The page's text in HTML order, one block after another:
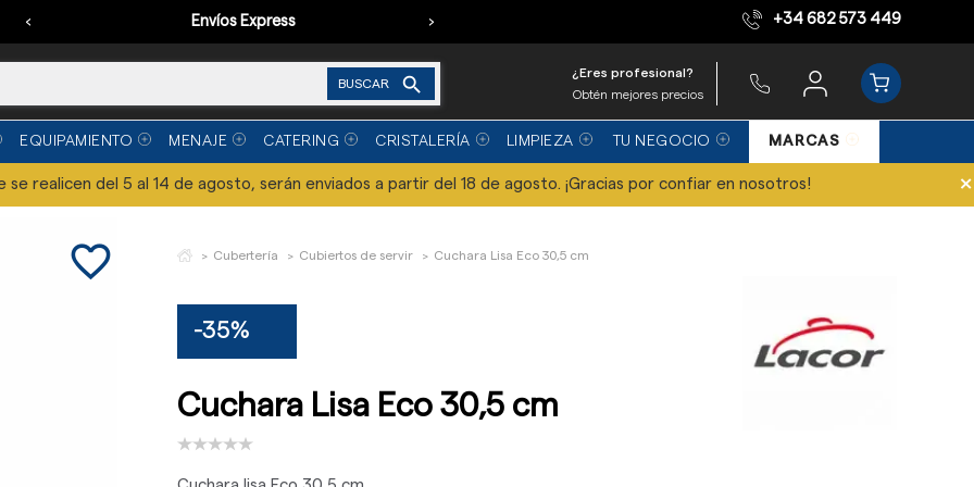
Envíos Express Equipo de expertos
‹ › +34 682 573 449
BUSCAR 
¿Eres profesional?
Obtén mejores precios
EQUIPAMIENTO MENAJE CATERING CRISTALERÍA LIMPIEZA TU NEGOCIO MARCAS
se realicen del 5 al 14 de agosto, serán enviados a partir del 18 de agosto. ¡Gracias por confiar en nosotros! ×
favorite_border Cubertería Cubiertos de servir Cuchara Lisa Eco 30,5 cm
-35%
Cuchara Lisa Eco 30,5 cm